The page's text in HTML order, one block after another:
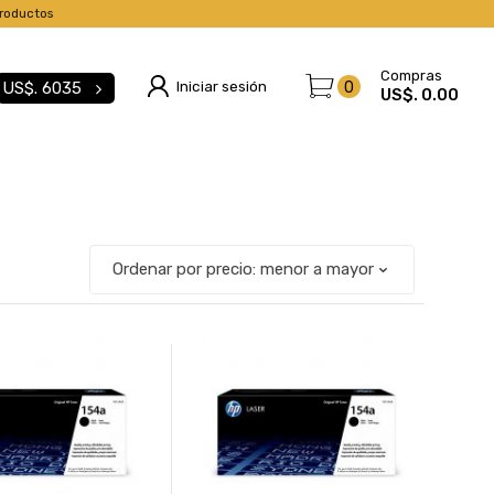
US$. 6035 Iniciar sesión 0
Compras
US$. 0.00